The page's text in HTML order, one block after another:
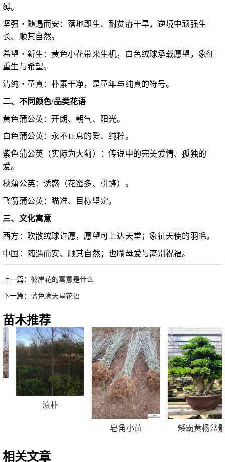
缚。
坚强・随遇而安：落地即生、耐贫瘠干旱，逆境中顽强生
长、顺其自然。
希望・新生：黄色小花带来生机，白色绒球承载愿望，象征
重生与希望。
清纯・童真：朴素干净，是童年与纯真的符号。
二、不同颜色/品类花语
黄色蒲公英：开朗、朝气、阳光。
白色蒲公英：永不止息的爱、纯粹。
紫色蒲公英（实际为大蓟）：传说中的完美爱情、孤独的
爱。
秋蒲公英：诱惑（花蜜多、引蜂）。
飞箭蒲公英：瞄准、目标坚定。
三、文化寓意
西方：吹散绒球许愿，愿望可上达天堂；象征天使的羽毛。
中国：随遇而安、顺其自然；也喻母爱与离别祝福。
上一篇：彼岸花的寓意是什么
下一篇：蓝色满天星花语
苗木推荐
滇朴
皂角小苗 矮霸黄杨盆景
相关文章